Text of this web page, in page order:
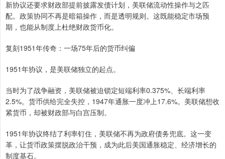
新协议还要求财政部提前披露发债计划，美联储流动性操作与之匹
配。政策协同不再是暗箱操作，而是透明规则。这既能稳定市场预
期，也能从制度上杜绝财政货币化。
复刻1951年传奇：一场75年后的货币纠偏
1951年协议，是美联储独立的起点。
当时为了战争融资，美联储被迫锁定短端利率0.375%、长端利率
2.5%。货币供给完全失控，1947年通胀一度冲上17.6%。美联储想收
紧货币，却被财政部与白宫压制。
1951年协议终结了利率钉住，美联储不再为政府债务兜底。这一变
革，让货币政策摆脱政治干预，成为此后美国通胀稳定、经济增长的
制度基石。